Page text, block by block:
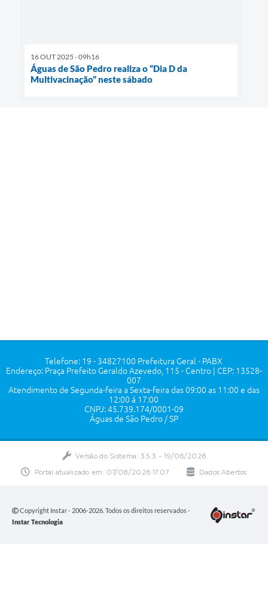
16 OUT 2025 - 09h16
Águas de São Pedro realiza o “Dia D da
Multivacinação” neste sábado
Telefone: 19 - 34827100 Prefeitura Geral - PABX
Endereço: Praça Prefeito Geraldo Azevedo, 115 - Centro | CEP: 13528-
007
Atendimento de Segunda-feira a Sexta-feira das 09:00 as 11:00 e das
12:00 á 17:00
CNPJ: 45.739.174/0001-09
Águas de São Pedro / SP
Versão do Sistema: 3.5.3 - 19/06/2026
Portal atualizado em: 07/08/2026 17:07 Dados Abertos
Copyright Instar - 2006-2026. Todos os direitos reservados -
Instar Tecnologia